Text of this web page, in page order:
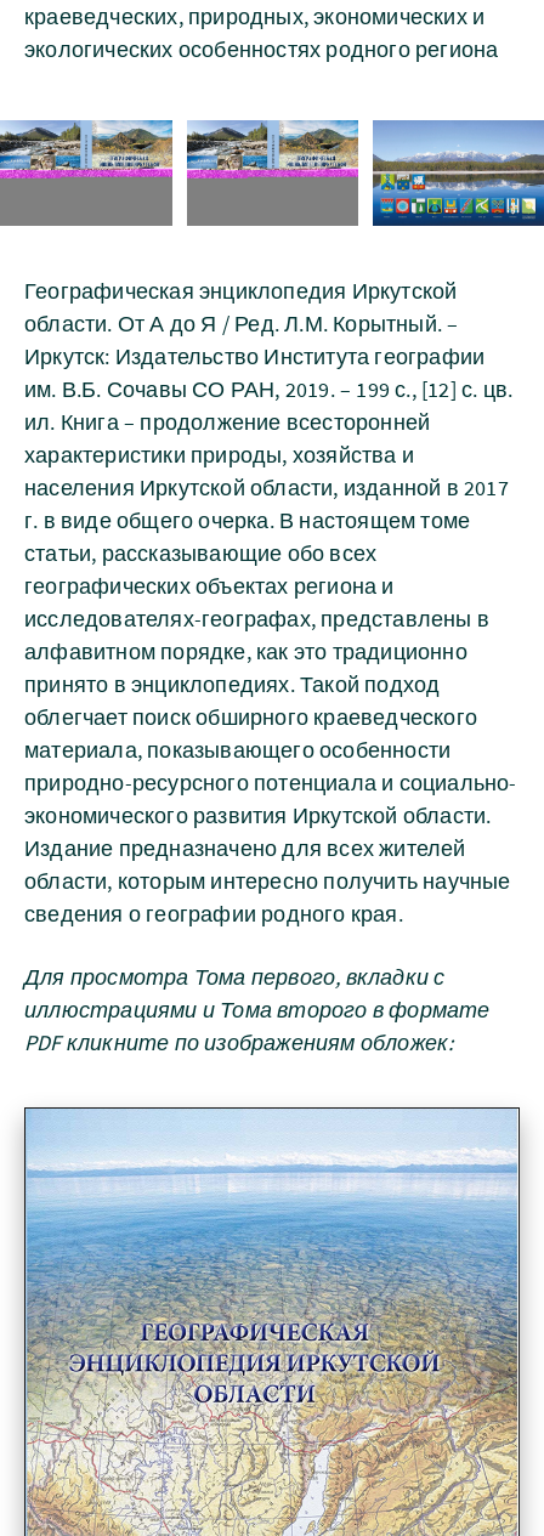
краеведческих, природных, экономических и
экологических особенностях родного региона
Географическая энциклопедия Иркутской
области. От А до Я / Ред. Л.М. Корытный. –
Иркутск: Издательство Института географии
им. В.Б. Сочавы СО РАН, 2019. – 199 с., [12] с. цв.
ил. Книга – продолжение всесторонней
характеристики природы, хозяйства и
населения Иркутской области, изданной в 2017
г. в виде общего очерка. В настоящем томе
статьи, рассказывающие обо всех
географических объектах региона и
исследователях-географах, представлены в
алфавитном порядке, как это традиционно
принято в энциклопедиях. Такой подход
облегчает поиск обширного краеведческого
материала, показывающего особенности
природно-ресурсного потенциала и социально-
экономического развития Иркутской области.
Издание предназначено для всех жителей
области, которым интересно получить научные
сведения о географии родного края.
Для просмотра Тома первого, вкладки с
иллюстрациями и Тома второго в формате
PDF кликните по изображениям обложек: